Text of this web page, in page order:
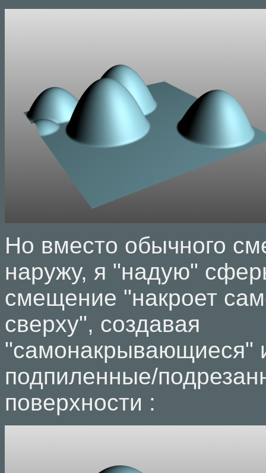
Но вместо обычного
наружу, я "надую"
смещение "накроет
сверху", создавая
"самонакрывающиеся"
подпиленные/
поверхности :